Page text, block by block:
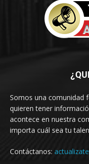
Somos una comunidad
quieren tener
acontece en nuestra
importa cuál sea tu
Contáctanos: